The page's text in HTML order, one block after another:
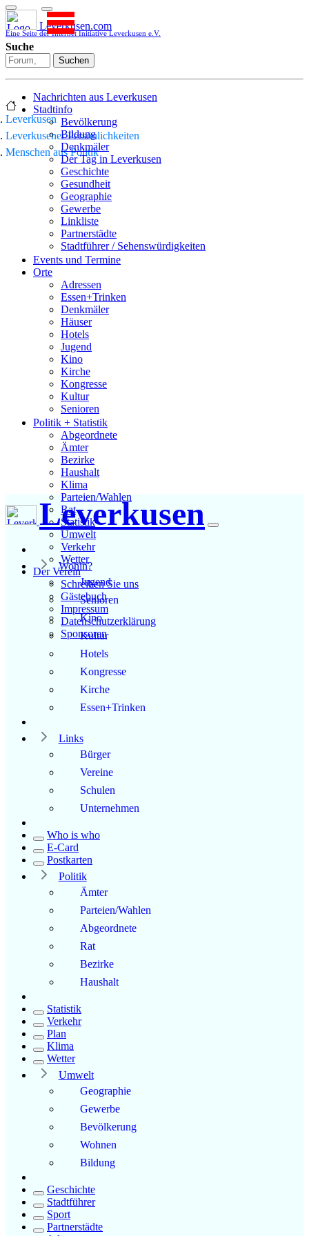
Leverkusen.com
Eine Seite der Internet Initiative Leverkusen e.V.
Suche
Suchen
Nachrichten aus Leverkusen
Stadtinfo
Bevölkerung
Bildung
Denkmäler
Der Tag in Leverkusen
Geschichte
Gesundheit
Geographie
Gewerbe
Linkliste
Partnerstädte
Stadtführer / Sehenswürdigkeiten
Stadtplan
Sport
Who is who
Wohnen
Events und Termine
Orte
Adressen
Essen+Trinken
Denkmäler
Häuser
Hotels
Jugend
Kino
Kirche
Kongresse
Kultur
Senioren
Stadtführer
Straßen
Politik + Statistik
Abgeordnete
Ämter
Bezirke
Haushalt
Klima
Parteien/Wahlen
Rat
Statistik
Umwelt
Verkehr
Wetter
Der Verein
Schreiben Sie uns
Gästebuch
Impressum
Datenschutzerklärung
Sponsoren
Leverkusen
Leverkusener Persönlichkeiten
Menschen aus Politik
Leverkusen
Wohin?
Jugend
Senioren
Kino
Kultur
Hotels
Kongresse
Kirche
Essen+Trinken
Links
Bürger
Vereine
Schulen
Unternehmen
Who is who
E-Card
Postkarten
Politik
Ämter
Parteien/Wahlen
Abgeordnete
Rat
Bezirke
Haushalt
Statistik
Verkehr
Plan
Klima
Wetter
Umwelt
Geographie
Gewerbe
Bevölkerung
Wohnen
Bildung
Geschichte
Stadtführer
Sport
Partnerstädte